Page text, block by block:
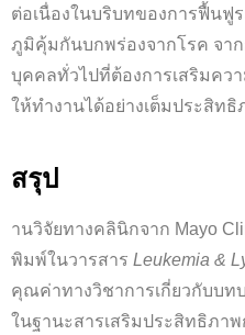
ต่อเนื่องในบริบทของการฟื้น
ภูมิคุ้มกันบกพร่องจากโรค จา
บุคคลทั่วไปที่ต้องการเสริมคว
ให้ทำงานได้อย่างเต็มประสิทธิ
สรุป
านวิจัยทางคลินิกจาก Mayo
พิมพ์ในวารสาร Leukemia &
คุณค่าทางวิชาการเกี่ยวกับบท
ในฐานะสารเสริมประสิทธิภาพ